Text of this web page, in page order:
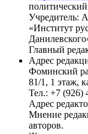
Учредитель:
«Институт
Главный
Адрес
Фоминский
81/1, 1 этаж,
Тел.: +7 (926)
Адрес
Мнение
авторов.